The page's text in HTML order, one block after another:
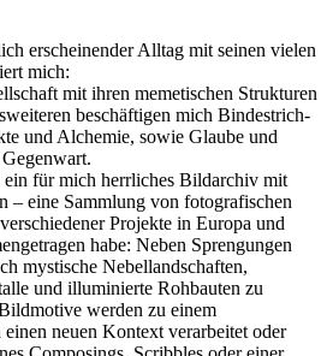
erscheinender Alltag mit seinen vielen
mich:
mit ihren memetischen Strukturen
beschäftigen mich Bindestrich-
und Alchemie, sowie Glaube und
ein für mich herrliches Bildarchiv mit
– eine Sammlung von fotografischen
Projekte in Europa und
habe: Neben Sprengungen
mystische Nebellandschaften,
und illuminierte Rohbauten zu
werden zu einem
neuen Kontext verarbeitet oder